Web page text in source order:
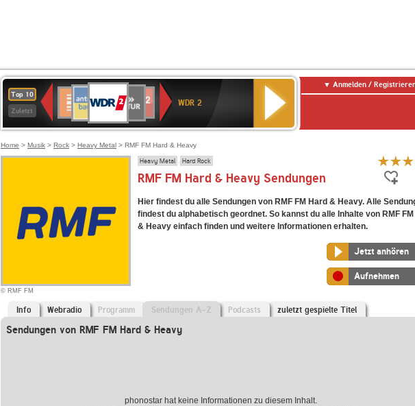
Top 10
Zuletzt
Deutschlandfunk
90er
OLDIE
ANTENNE
4
KLASSIK
Deutschlandfunk
KulturBAYERN
2
Kultur
NDR
2
WDR 2
Anmelden /
Home > Musik > Rock > Heavy Metal > RMF FM Hard & Heavy
© RMF FM
Heavy Metal Hard Rock
RMF FM Hard & Heavy Sendungen
Hier findest du alle Sendungen von RMF FM Hard & Heavy. Alle
findest du alphabetisch geordnet. So kannst du alle Inhalte von RMF FM
& Heavy einfach finden und weitere Informationen erhalten.
Jetzt anhören
Aufnehmen
Info Webradio Programm Sendungen A-Z Podcasts zuletzt gespielte Titel
Sendungen von RMF FM Hard & Heavy
phonostar hat keine Informationen zu diesem Inhalt.